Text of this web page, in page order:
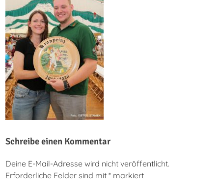
Schreibe einen Kommentar
Deine E-Mail-Adresse wird nicht veröffentlicht.
Erforderliche Felder sind mit* markiert